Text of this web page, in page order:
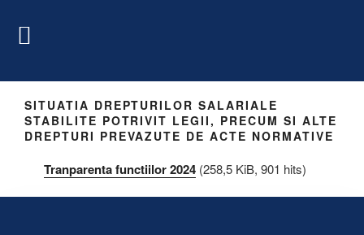
SITUATIA DREPTURILOR SALARIALE
STABILITE POTRIVIT LEGII, PRECUM SI ALTE
DREPTURI PREVAZUTE DE ACTE NORMATIVE
Tranparenta functiilor 2024 (258,5 KiB, 901 hits)